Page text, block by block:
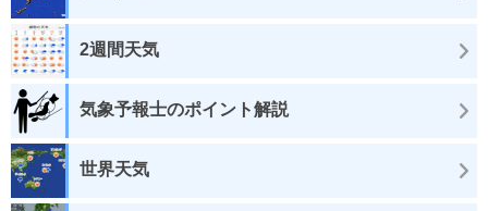
2週間天気
気象予報士のポイント解説
世界天気